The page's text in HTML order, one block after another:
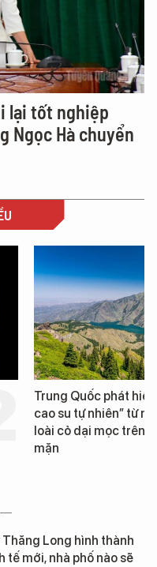
lại tốt nghiệp
Ngọc Hà chuyển
Trung Quốc phát hiện
cao su tự nhiên” từ
loài cỏ dại mọc trên
mặn
Long hình thành
tế mới, nhà phố nào sẽ